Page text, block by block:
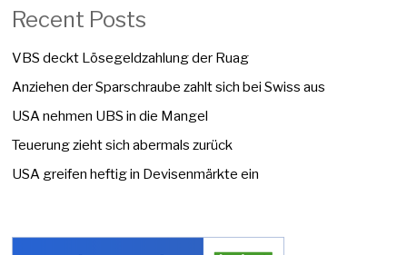
Recent Posts
VBS deckt Lösegeldzahlung der Ruag
Anziehen der Sparschraube zahlt sich bei Swiss aus
USA nehmen UBS in die Mangel
Teuerung zieht sich abermals zurück
USA greifen heftig in Devisenmärkte ein